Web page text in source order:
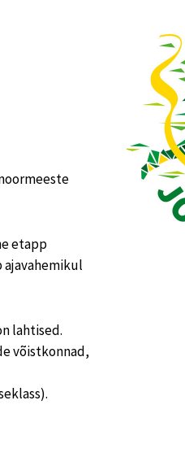
etapp
ajavahemikul
lahtised.
võistkonnad,